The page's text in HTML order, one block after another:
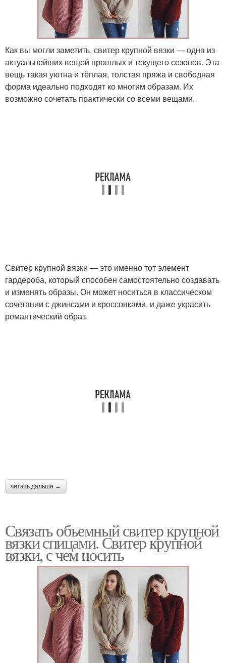
Как вы могли заметить, свитер крупной вязки — одна из
актуальнейших вещей прошлых и текущего сезонов. Эта
вещь такая уютна и тёплая, толстая пряжа и свободная
форма идеально подходят ко многим образам. Их
возможно сочетать практически со всеми вещами.
Свитер крупной вязки — это именно тот элемент
гардероба, который способен самостоятельно создавать
и изменять образы. Он может носиться в классическом
сочетании с джинсами и кроссовками, и даже украсить
романтический образ.
читать дальше →
Связать объемный свитер крупной
вязки спицами. Свитер крупной
вязки, с чем носить